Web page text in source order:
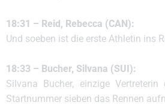
18:31 – Reid, Rebecca (CAN):
Und soeben ist die erste Athletin ins
18:33 – Bucher, Silvana (SUI):
Silvana Bucher, einzige
Startnummer sieben das Rennen